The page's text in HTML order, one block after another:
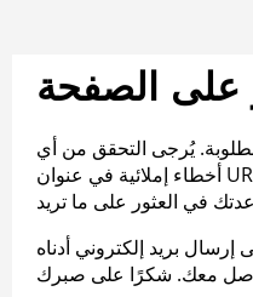
على الصفحة
يُرجى التحقق من أي
أخطاء إملائية في عنوان URL، أو عرض خريطة الموقع
بريد إلكتروني أدناه